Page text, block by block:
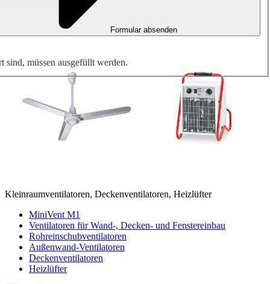
Kleinraumventilatoren, Deckenventilatoren, Heizlüfter
MiniVent M1
Ventilatoren für Wand-, Decken- und Fenstereinbau
Rohreinschubventilatoren
Außenwand-Ventilatoren
Deckenventilatoren
Heizlüfter
Formular absenden
sind, müssen ausgefüllt werden.